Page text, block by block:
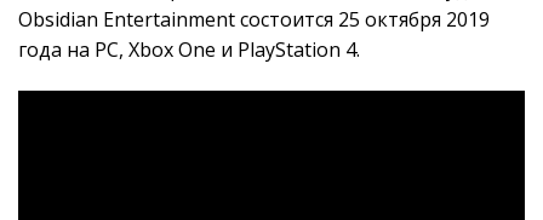
Obsidian Entertainment состоится 25 октября 2019
года на PC, Xbox One и PlayStation 4.